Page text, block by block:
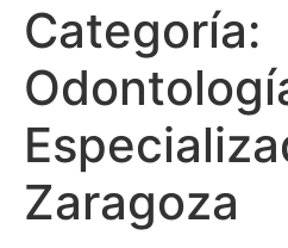
Categoría:
Zaragoza